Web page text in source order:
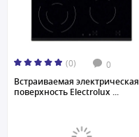
(0) 0
Встраиваемая электрическая
поверхность Electrolux ...